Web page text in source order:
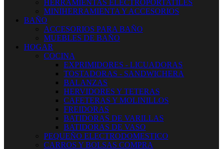
HERRAMIENTAS ELECTROPORTATILES
MINIHERRAMIENTA Y ACCESORIOS
BAÑO
ACCESORIOS PARA BAÑO
MUEBLES DE BAÑO
HOGAR
COCINA
EXPRIMIDORES - LICUADORAS
TOSTADORAS - SANDWICHERA
BALANZAS
HERVIDORES Y TETERAS
CAFETERAS Y MOLINILLOS
FREIDORAS
BATIDORAS DE VARILLAS
BATIDORAS DE VASO
PEQUEÑO ELECTRODOMESTICO
CARROS Y BOLSAS COMPRA